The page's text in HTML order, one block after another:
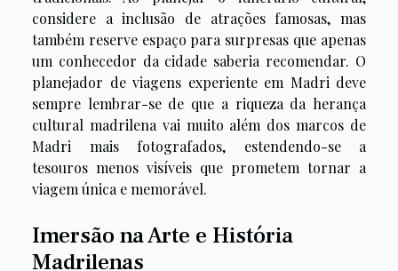
considere a inclusão de atrações famosas, mas
também reserve espaço para surpresas que apenas
um conhecedor da cidade saberia recomendar. O
planejador de viagens experiente em Madri deve
sempre lembrar-se de que a riqueza da herança
cultural madrilena vai muito além dos marcos de
Madri mais fotografados, estendendo-se a
tesouros menos visíveis que prometem tornar a
viagem única e memorável.
Imersão na Arte e História
Madrilenas